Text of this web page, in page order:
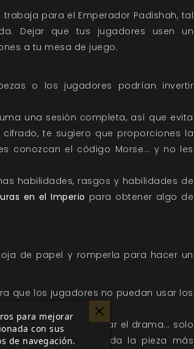
para el Emperador Padishah, tal
Dejar que tus jugadores usen un
a tu mesa de juego.
o los jugadores podrían invertir
una sesión completa, así que evita
te sugiero que proporciones la
conozcan el código Morse... y no les
habilidades, rasgos y habilidades de
en el Imperio para obtener algo de
de papel y romperla para hacer un
que los jugadores no puedan usar los
tiempo para maximizar el drama... solo
lo previsto. ¡Y guarda la pieza más
para mejorar
con sus
de navegación.